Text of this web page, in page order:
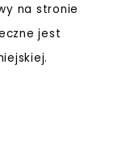
na stronie
jest